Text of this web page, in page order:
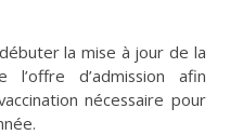
la mise à jour de la
l’offre d’admission afin
nécessaire pour